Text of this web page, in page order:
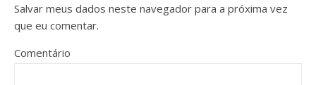
Salvar meus dados neste navegador para a próxima vez
que eu comentar.
Comentário